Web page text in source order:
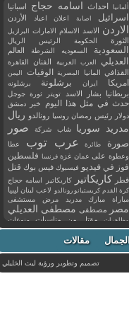
احداث اسامه حجاج اسبانيا
اصابة اعلان اعياد الأردن
الاسد الاسلام الامارات البرازيل
الحكومة الرئيس الريال
السعوديه الشرطة العالم
العرب العربية الفنان القاهرة
المانيا المصرية الوفيات اليمن
ايران برشلونة برشلونه
بشار الاسد تويتر ثورة جوجل
في مثل هذا اليوم خبر دمشق
رئيس رمضان روسيا رونالدو ريال
سوريا شاب شركة صور
طائرة عرب توب
عطا
على عمان غزة فرنسا فلسطين
في فيديو فيسبوك فيس بوك قتل
كاريكاتير كاريكاتير اسامه حجاج
القدم كريستيانو رونالدو لاعب لبنان ليبيا
مبارك مدريد مرض مستشفى
مصطفى مصطفى العديلي
مقتل من مناسبات
منوعات
موت ميسي ميلان نادي نشر
وفيات يوتيوب
مقالات
تصميم وتطوير ورؤيةليث الخليلي